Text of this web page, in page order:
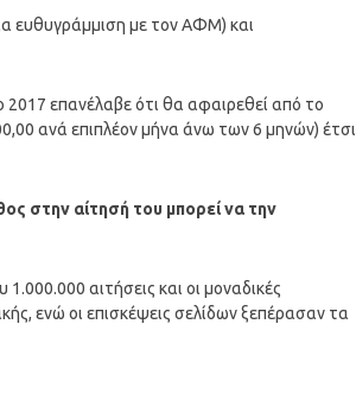
ευθυγράμμιση με τον ΑΦΜ) και
2017 επανέλαβε ότι θα αφαιρεθεί από το
ανά επιπλέον μήνα άνω των 6 μηνών) έτσι
στην αίτησή του μπορεί να την
αιτήσεις και οι μοναδικές
ενώ οι επισκέψεις σελίδων ξεπέρασαν τα